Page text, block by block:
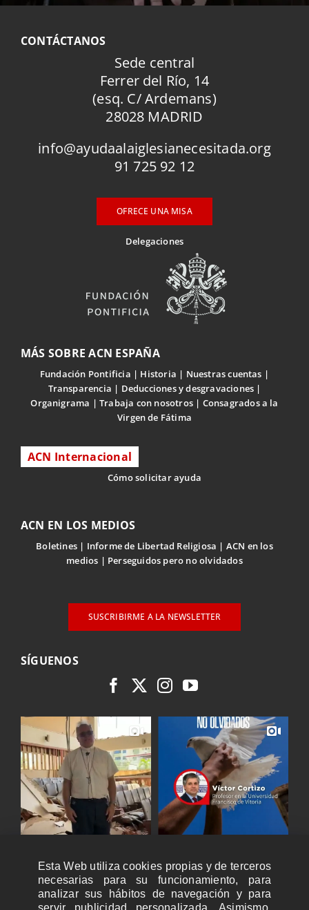
CONTÁCTANOS
Sede central
Ferrer del Río, 14
(esq. C/ Ardemans)
28028 MADRID
info@ayudaalaiglesianecesitada.org
91 725 92 12
OFRECE UNA MISA
Delegaciones
MÁS SOBRE ACN ESPAÑA
Fundación Pontificia Historia
Nuestras cuentas
Transparencia
Deducciones y desgravaciones
Organigrama
Trabaja con nosotros
Consagrados a la
Virgen de Fátima
ACN Internacional
Cómo solicitar ayuda
ACN EN LOS MEDIOS
Boletines Informe de Libertad Religiosa
ACN en los
medios
Perseguidos pero no olvidados
SUSCRIBIRME A LA NEWSLETTER
SÍGUENOS
Esta Web utiliza cookies propias y de terceros
necesarias para su funcionamiento, para
analizar sus hábitos de navegación y para
servir publicidad personalizada. Asimismo,